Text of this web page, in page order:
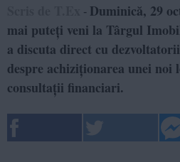
- Duminică, 29
mai puteți veni la Târgul
a discuta direct cu
despre achiziționarea unei noi
consultații financiari.